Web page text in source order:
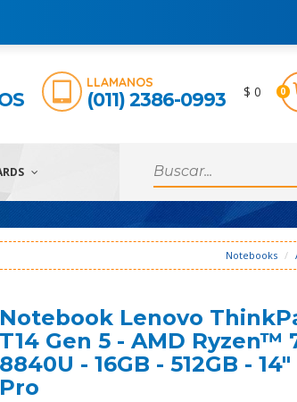
$ 0 0
LLAMANOS
(011) 2386-0993
Notebooks
Notebook Lenovo
T14 Gen 5 - AMD Ryzen™
8840U - 16GB - 512GB - 14"
Pro